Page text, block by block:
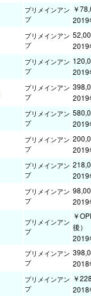
プリメインアン
プ
￥
2019
プリメインアン
プ
2019
プリメインアン
プ
2019
プリメインアン
プ
2019
プリメインアン
プ
2019
プリメインアン
プ
2019
プリメインアン
プ
2019
プリメインアン
プ
2019
プリメインアン
プ
￥
後）
2019
プリメインアン
プ
2018
プリメインアン
プ
￥
2018